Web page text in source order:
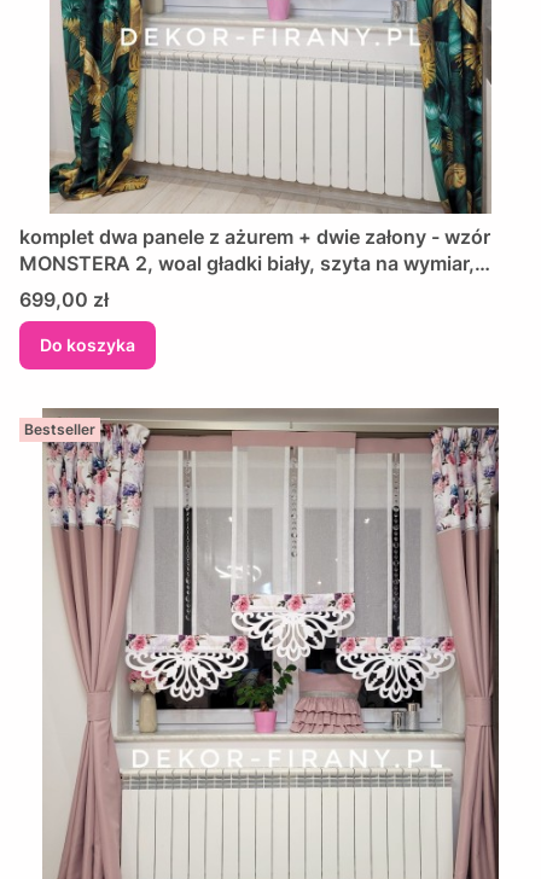
komplet dwa panele z ażurem + dwie załony - wzór
MONSTERA 2, woal gładki biały, szyta na wymiar,
zasłony kolor zielony
Cena
699,00 zł
Do koszyka
Bestseller